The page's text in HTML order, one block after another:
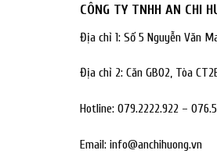
CÔNG TY TNHH AN CHI
Địa chỉ 1: Số 5 Nguyễn Văn
Địa chỉ 2: Căn GB02, Tòa
Hotline: 079.2222.922 –
Email: info@anchihuong.vn